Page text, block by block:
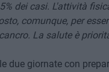
dei casi. L'attività
comunque, per
La salute è
due giornate con